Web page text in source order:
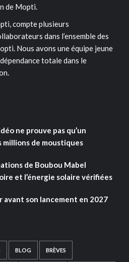
de Mopti.
compte plusieurs
dans l’ensemble des
Nous avons une équipe jeune
totale dans le
ne prouve pas qu’un
de moustiques
de Boubou Mabel
et l’énergie solaire vérifiées
avant son lancement en 2027
BLOG BRÈVES